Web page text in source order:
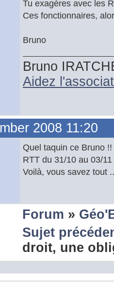
Tu exagères avec les
Ces fonctionnaires,
Bruno
Bruno
Aidez
2008 11:20
Quel taquin ce Bruno
RTT du 31/10 au 03/
Voilà, vous savez tout
Forum »
Sujet
droit, une